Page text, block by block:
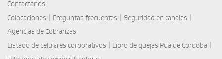
Contactanos
Colocaciones
Preguntas frecuentes Seguridad en canales
Agencias de Cobranzas
Listado de celulares corporativos
Libro de quejas Pcia de Cordoba